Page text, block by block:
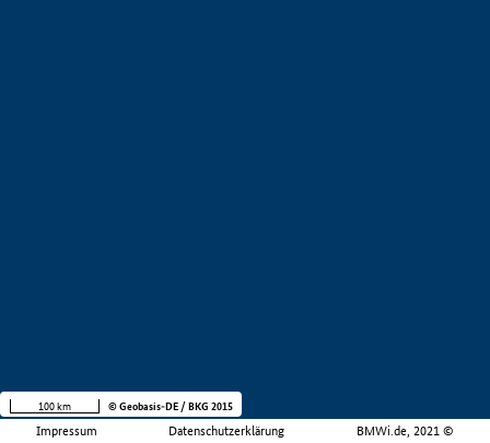
Impressum Datenschutzerklärung BMWi.de, 2021 ©
100 km © Geobasis-DE / BKG 2015